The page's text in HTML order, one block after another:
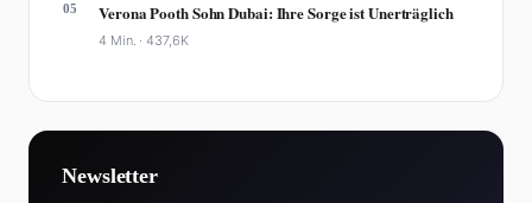
05 Verona Pooth Sohn Dubai: Ihre Sorge ist Unerträglich
4 Min. ·437,6K
Newsletter